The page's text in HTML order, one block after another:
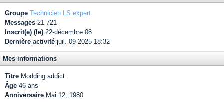
Groupe Technicien LS expert
Messages 21 721
Inscrit(e) (le) 22-décembre 08
Dernière activité juil. 09 2025 18:32
Mes informations
Titre Modding addict
Âge 46 ans
Anniversaire Mai 12, 1980